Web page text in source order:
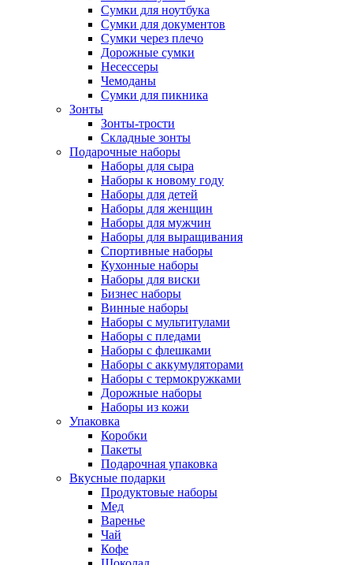
Сумки для ноутбука
Сумки для документов
Сумки через плечо
Дорожные сумки
Несессеры
Чемоданы
Сумки для пикника
Зонты
Зонты-трости
Складные зонты
Подарочные наборы
Наборы для сыра
Наборы к новому году
Наборы для детей
Наборы для женщин
Наборы для мужчин
Наборы для выращивания
Спортивные наборы
Кухонные наборы
Наборы для виски
Бизнес наборы
Винные наборы
Наборы с мультитулами
Наборы с пледами
Наборы с флешками
Наборы с аккумуляторами
Наборы с термокружками
Дорожные наборы
Наборы из кожи
Упаковка
Коробки
Пакеты
Подарочная упаковка
Вкусные подарки
Продуктовые наборы
Мед
Варенье
Чай
Кофе